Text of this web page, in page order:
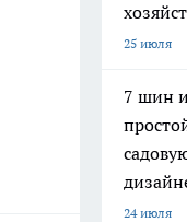
25 июля
7 шин и
24 июля